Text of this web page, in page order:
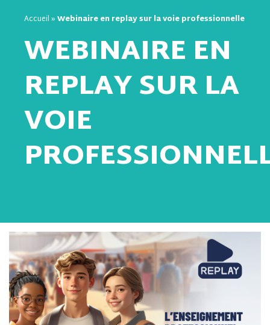
Accueil»Webinaire en replay sur la voie professionnelle
WEBINAIRE EN
REPLAY SUR LA
VOIE